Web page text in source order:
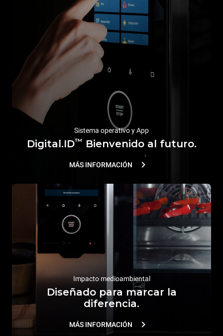
Sistema operativo y App
Digital.ID™ Bienvenido al futuro.
MÁS INFORMACIÓN
Impacto medioambiental
Diseñado para marcar la
diferencia.
MÁS INFORMACIÓN